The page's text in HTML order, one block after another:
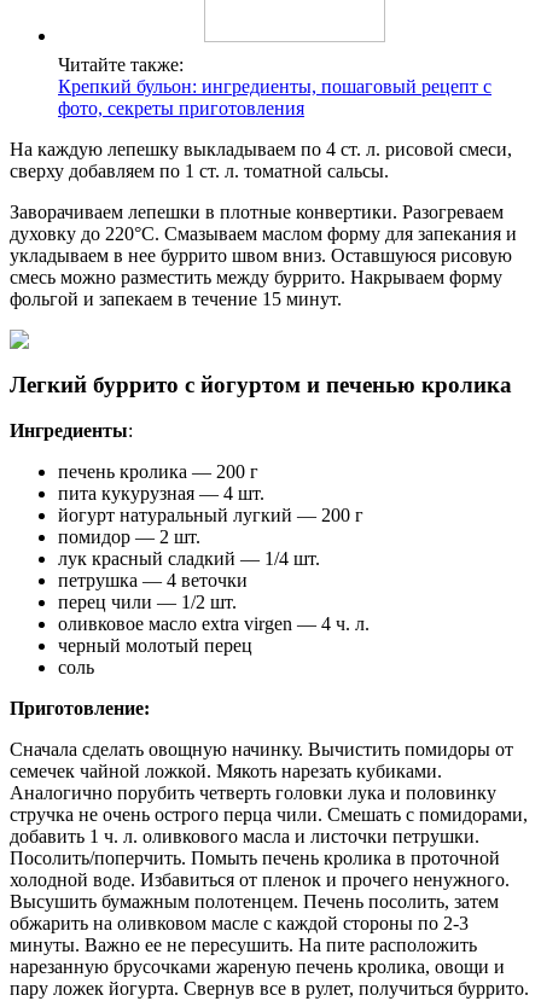
Читайте также:
Крепкий бульон: ингредиенты, пошаговый рецепт с
фото, секреты приготовления
На каждую лепешку выкладываем по 4 ст. л. рисовой смеси,
сверху добавляем по 1 ст. л. томатной сальсы.
Заворачиваем лепешки в плотные конвертики. Разогреваем
духовку до 220°С. Смазываем маслом форму для запекания и
укладываем в нее буррито швом вниз. Оставшуюся рисовую
смесь можно разместить между буррито. Накрываем форму
фольгой и запекаем в течение 15 минут.
Легкий буррито с йогуртом и печенью кролика
Ингредиенты:
печень кролика — 200 г
пита кукурузная — 4 шт.
йогурт натуральный лугкий — 200 г
помидор — 2 шт.
лук красный сладкий — 1/4 шт.
петрушка — 4 веточки
перец чили — 1/2 шт.
оливковое масло extra virgen — 4 ч. л.
черный молотый перец
соль
Приготовление:
Сначала сделать овощную начинку. Вычистить помидоры от
семечек чайной ложкой. Мякоть нарезать кубиками.
Аналогично порубить четверть головки лука и половинку
стручка не очень острого перца чили. Смешать с помидорами,
добавить 1 ч. л. оливкового масла и листочки петрушки.
Посолить/поперчить. Помыть печень кролика в проточной
холодной воде. Избавиться от пленок и прочего ненужного.
Высушить бумажным полотенцем. Печень посолить, затем
обжарить на оливковом масле с каждой стороны по 2-3
минуты. Важно ее не пересушить. На пите расположить
нарезанную брусочками жареную печень кролика, овощи и
пару ложек йогурта. Свернув все в рулет, получиться буррито.